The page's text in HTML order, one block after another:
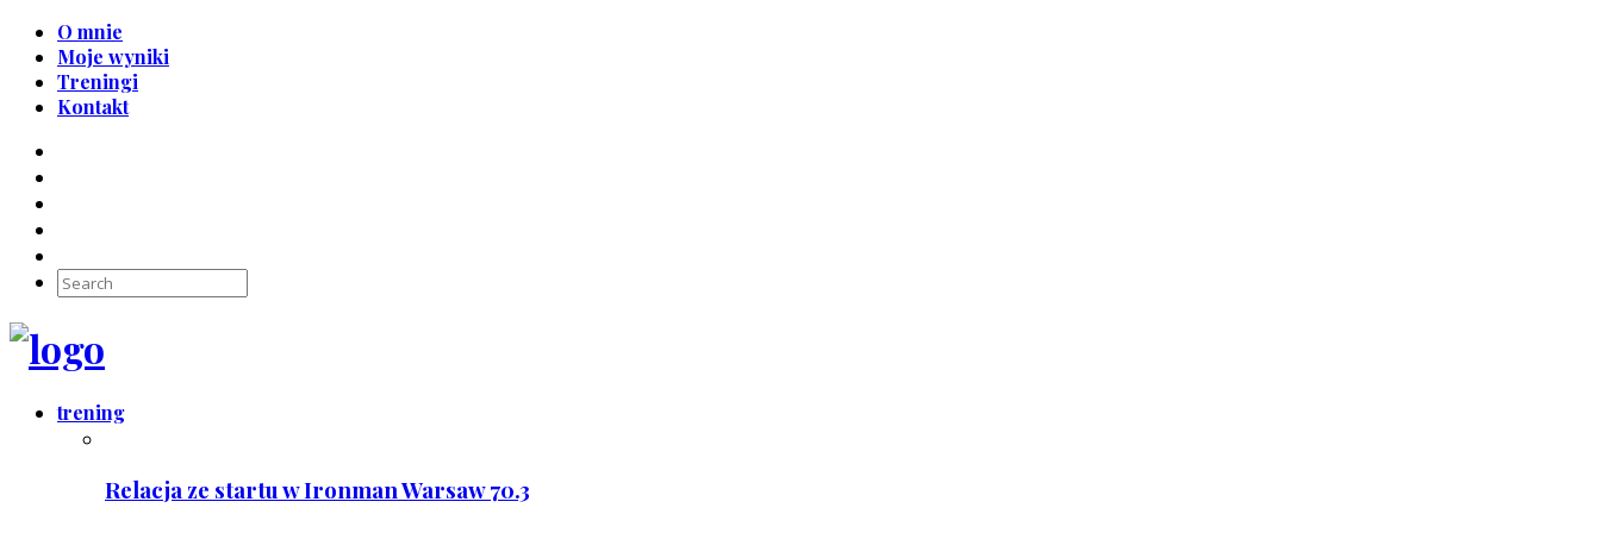
O mnie
Moje wyniki
Treningi
Kontakt
trening
Relacja ze startu w Ironman Warsaw 70.3